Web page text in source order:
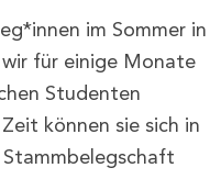
im Sommer in
für einige Monate
Studenten
können sie sich in